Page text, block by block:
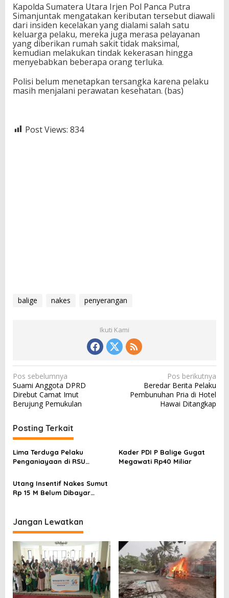
Kapolda Sumatera Utara Irjen Pol Panca Putra
Simanjuntak mengatakan keributan tersebut diawali
dari insiden kecelakan yang dialami salah satu
keluarga pelaku, mereka juga merasa pelayanan
yang diberikan rumah sakit tidak maksimal,
kemudian melakukan tindak kekerasan hingga
menyebabkan beberapa orang terluka.
Polisi belum menetapkan tersangka karena pelaku
masih menjalani perawatan kesehatan. (bas)
Post Views: 834
balige nakes penyerangan
Ikuti Kami
N
a
v
g
a
s
p
s
Pos sebelumnya
Suami Anggota DPRD
Direbut Camat Imut
Berujung Pemukulan
Pos berikutnya
Beredar Berita Pelaku
Pembunuhan Pria di Hotel
Hawai Ditangkap
Posting Terkait
Lima Terduga Pelaku
Penganiayaan di RSU
Kader PDI P Balige Gugat
Megawati Rp40 Miliar
Utang Insentif Nakes Sumut
Rp 15 M Belum Dibayar
Jangan Lewatkan